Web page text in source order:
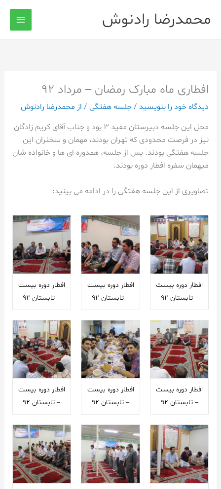
محمدرضا رادنوش
افطاری ماه مبارک رمضان – مرداد 92
دیدگاه‌ خود را بنویسید /جلسه هفتگی/ از محمدرضا رادنوش
محل این جلسه دبیرستان مفید 3 بود و جناب آقای کریم زادگان
نیز در فرصت محدودی که تهران بودند، مهمان و سخنران این
جلسه هفتگی بودند. پس از جلسه، همدوره ای ها و خانواده شان
میهمان سفره افطار دوره بودند.
تصاویری از این جلسه هفتگی را در ادامه می بینید:
افطار دوره بیست
– تابستان 92
افطار دوره بیست
– تابستان 92
افطار دوره بیست
– تابستان 92
افطار دوره بیست
– تابستان 92
افطار دوره بیست
– تابستان 92
افطار دوره بیست
– تابستان 92